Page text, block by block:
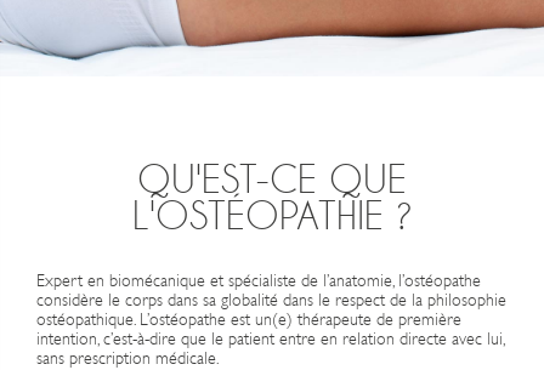
QU'EST-CE QUE
L'OSTÉOPATHIE ?
Expert en biomécanique et spécialiste de l’anatomie, l’ostéopathe
considère le corps dans sa globalité dans le respect de la philosophie
ostéopathique. L’ostéopathe est un(e)thérapeute de première
intention, c’est-à-dire que le patient entre en relation directe avec lui,
sans prescription médicale.